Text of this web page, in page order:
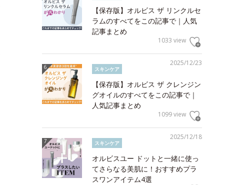
【保存版】オルビス ザ リンクルセ
ラムのすべてをこの記事で｜人気
記事まとめ
1033 view
2025/12/23
スキンケア
【保存版】オルビス ザ クレンジン
グオイルのすべてをこの記事で｜
人気記事まとめ
1099 view
2025/12/18
スキンケア
オルビスユー ドットと一緒に使っ
てさらなる美肌に！おすすめプラ
スワンアイテム4選